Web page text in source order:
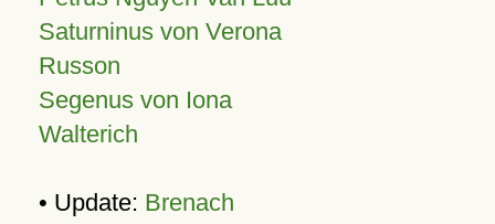
Saturninus von Verona
Russon
Segenus von Iona
Walterich
• Update: Brenach